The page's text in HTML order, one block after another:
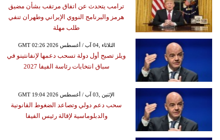
ترامب يتحدث عن اتفاق مرتقب بشأن مضيق
هرمز والبرنامج النووي الإيراني وطهران تنفي
طلب مهلة
GMT 02:26 2026 الثلاثاء ,04 آب / أغسطس
ويلز تصبح أول دولة تسحب دعمها لإنفانتينو في
سباق انتخابات رئاسة الفيفا 2027
GMT 19:04 2026 الإثنين ,03 آب / أغسطس
سحب دعم دولي وتصاعد الضغوط القانونية
والدبلوماسية لإقالة رئيس الفيفا